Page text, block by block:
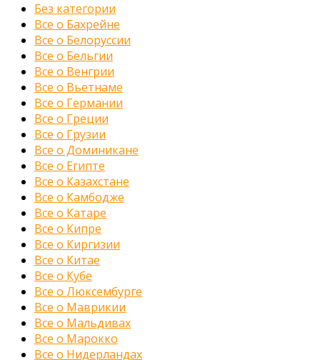
Без категории
Все о Бахрейне
Все о Белоруссии
Все о Бельгии
Все о Венгрии
Все о Вьетнаме
Все о Германии
Все о Греции
Все о Грузии
Все о Доминикане
Все о Египте
Все о Казахстане
Все о Камбодже
Все о Катаре
Все о Кипре
Все о Киргизии
Все о Китае
Все о Кубе
Все о Люксембурге
Все о Маврикии
Все о Мальдивах
Все о Марокко
Все о Нидерландах